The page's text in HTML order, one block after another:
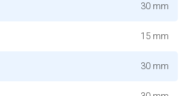
30 mm
15 mm
30 mm